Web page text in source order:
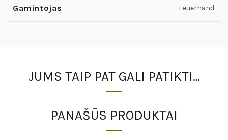
Gamintojas Feuerhand
JUMS TAIP PAT GALI PATIKTI…
PANAŠŪS PRODUKTAI